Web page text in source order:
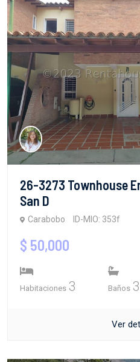
26-3273 Townhouse
San D
Carabobo ID-MIO: 353f
$ 50,000
Habitaciones 3 Baños 3
Ver